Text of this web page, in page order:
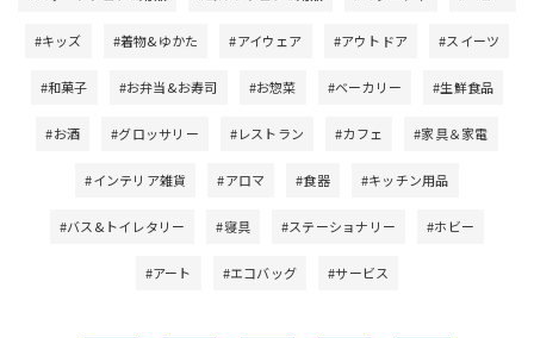
#キッズ #着物&ゆかた #アイウェア #アウトドア #スイーツ
#和菓子 #お弁当&お寿司 #お惣菜 #ベーカリー #生鮮食品
#お酒 #グロッサリー #レストラン #カフェ #家具＆家電
#インテリア雑貨 #アロマ #食器 #キッチン用品
#バス&トイレタリー #寝具 #ステーショナリー #ホビー
#アート #エコバッグ #サービス